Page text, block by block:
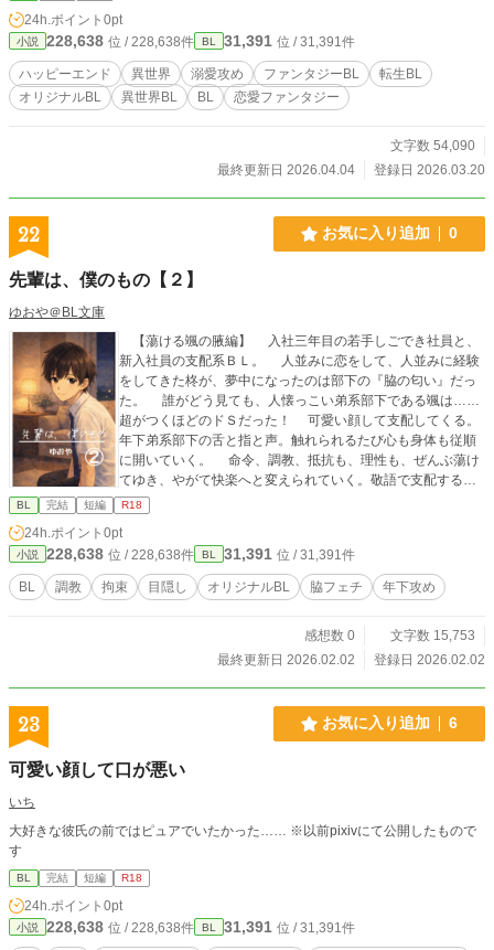
24h.ポイント 0pt
小説 228,638 位 / 228,638件 BL 31,391 位 / 31,391件
ハッピーエンド 異世界 溺愛攻め ファンタジーBL
転生BL
オリジナルBL
異世界BL BL 恋愛ファンタジー
文字数 54,090
最終更新日 2026.04.04
登録日 2026.03.20
22 お気に入り追加 0
先輩は、僕のもの【２】
ゆおや＠BL文庫
【蕩ける颯の腋編】 入社三年目の若手しごでき社員と、
新入社員の支配系ＢＬ。 人並みに恋をして、人並みに経験
をしてきた柊が、夢中になったのは部下の『脇の匂い』だっ
た。 誰がどう見ても、人懐っこい弟系部下である颯は……
超がつくほどのドＳだった！ 可愛い顔して支配してくる。
年下弟系部下の舌と指と声。触れられるたび心も身体も従順
に開いていく。 命令、調教、抵抗も、理性も、ぜんぶ蕩け
てゆき、やがて快楽へと変えられていく。敬語で支配する部
下と、禁断の関係に堕ちていく.....
BL 完結 短編 R18
24h.ポイント 0pt
小説 228,638 位 / 228,638件 BL 31,391 位 / 31,391件
BL 調教 拘束 目隠し オリジナルBL 脇フェチ 年下攻め
感想数 0
文字数 15,753
最終更新日 2026.02.02
登録日 2026.02.02
23 お気に入り追加 6
可愛い顔して口が悪い
いち
大好きな彼氏の前ではピュアでいたかった…… ※以前pixivにて公開したもので
す
BL 完結 短編 R18
24h.ポイント 0pt
小説 228,638 位 / 228,638件 BL 31,391 位 / 31,391件